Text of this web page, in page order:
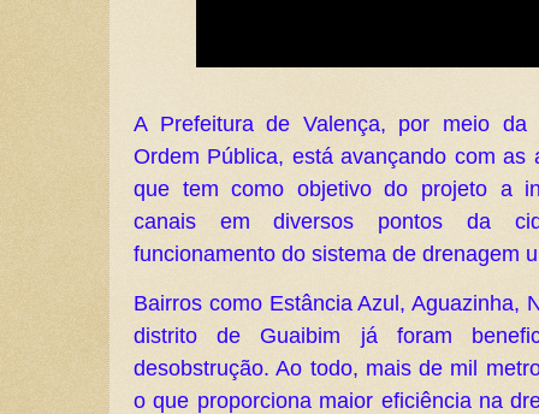
A Prefeitura de Valença, por meio da
Ordem Pública, está avançando com as
que tem como objetivo do projeto a
canais em diversos pontos da
funcionamento do sistema de drenagem
Bairros como Estância Azul, Aguazinha,
distrito de Guaibim já foram
desobstrução. Ao todo, mais de mil
o que proporciona maior eficiência na